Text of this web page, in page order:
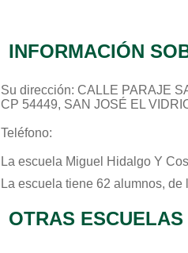
INFORMACIÓN
Su dirección: CALLE PARAJE
CP 54449, SAN JOSÉ EL
Teléfono:
La escuela Miguel Hidalgo Y
La escuela tiene 62 alumnos,
OTRAS